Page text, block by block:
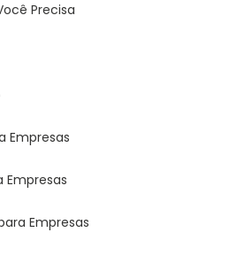
Precisa
Empresas
Empresas
Empresas